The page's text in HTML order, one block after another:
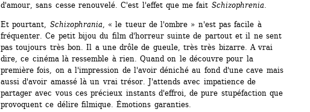
d'amour, sans cesse renouvelé. C'est l'effet que me fait Schizophrenia.
Et pourtant, Schizophrania, « le tueur de l'ombre » n'est pas facile à
fréquenter. Ce petit bijou du film d'horreur suinte de partout et il ne sent
pas toujours très bon. Il a une drôle de gueule, très très bizarre. A vrai
dire, ce cinéma là ressemble à rien. Quand on le découvre pour la
première fois, on a l'impression de l'avoir déniché au fond d'une cave mais
aussi d'avoir amassé là un vrai trésor. J'attends avec impatience de
partager avec vous ces précieux instants d'effroi, de pure stupéfaction que
provoquent ce délire filmique. Émotions garanties.